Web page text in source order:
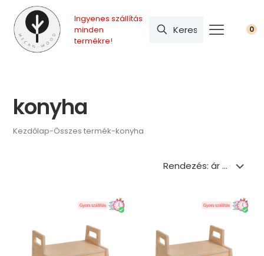
Ingyenes szállítás
minden
termékre!
0
konyha
Kezdőlap-Összes termék-konyha